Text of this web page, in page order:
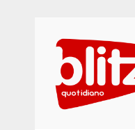
content